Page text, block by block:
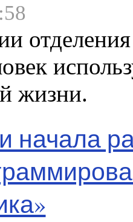
жизни.
начала